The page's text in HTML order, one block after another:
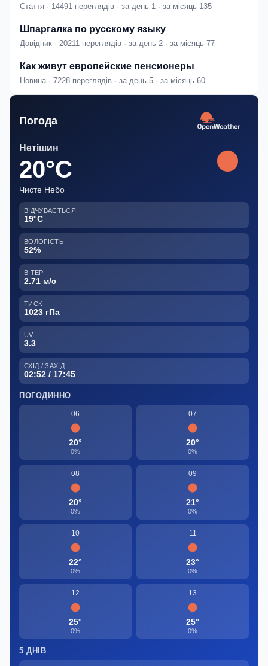
Стаття · 14491 переглядів · за день 1 · за місяць 135
Шпаргалка по русскому языку
Довідник · 20211 переглядів · за день 2 · за місяць 77
Как живут европейские пенсионеры
Новина · 7228 переглядів · за день 5 · за місяць 60
Погода
Нетішин
20°C
Чисте Небо
ВІДЧУВАЄТЬСЯ
19°C
ВОЛОГІСТЬ
52%
ВІТЕР
2.71 м/с
ТИСК
1023 гПа
UV
3.3
СХІД / ЗАХІД
02:52 / 17:45
ПОГОДИННО
06
20°
0%
07
20°
0%
08
20°
0%
09
21°
0%
10
22°
0%
11
23°
0%
12
25°
0%
13
25°
0%
5 ДНІВ